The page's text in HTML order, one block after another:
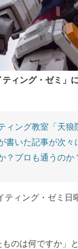
ティング・ゼミ」
ィング教室「天
書いた記事が次
？プロも通うのか
ィング・ゼミ日
ものは何ですか」